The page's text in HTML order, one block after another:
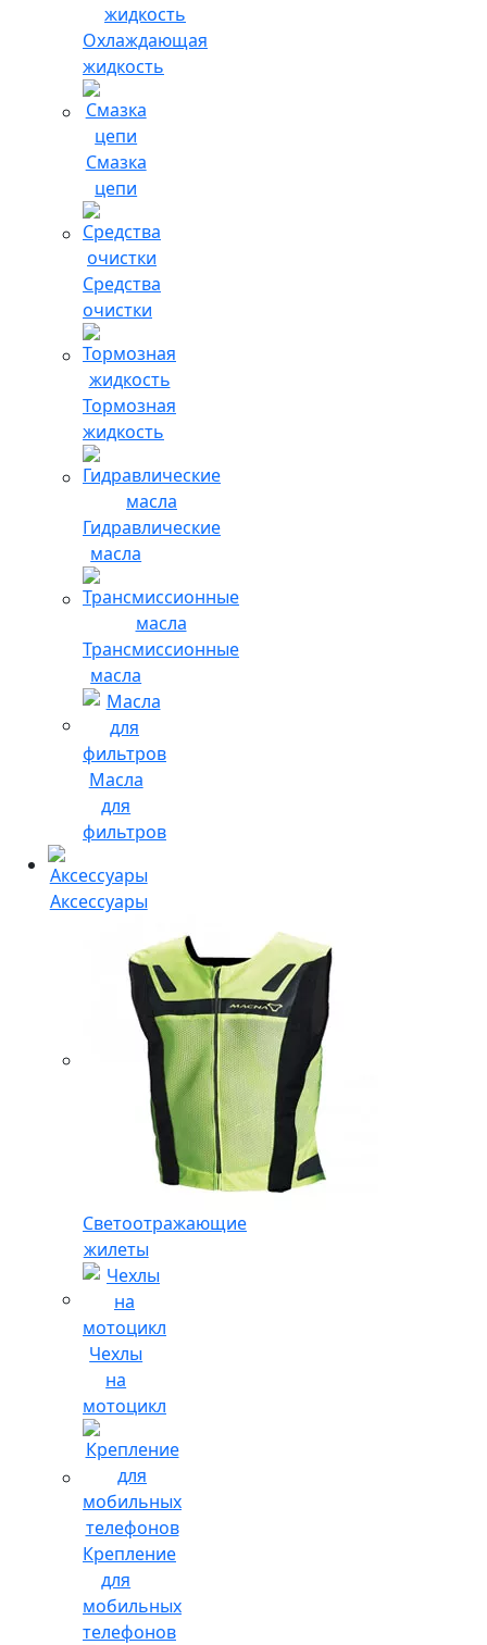
Охлаждающая
жидкость
Смазка
цепи
Средства
очистки
Тормозная
жидкость
Гидравлические
масла
Трансмиссионные
масла
Масла
для
фильтров
Аксессуары
Светоотражающие
жилеты
Чехлы
на
мотоцикл
Крепление
для
мобильных
телефонов